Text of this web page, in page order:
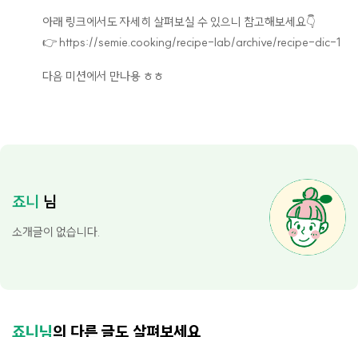
아래 링크에서도 자세히 살펴보실 수 있으니 참고해보세요👇
👉 https://semie.cooking/recipe-lab/archive/recipe-dic-1
다음 미션에서 만나용 ㅎㅎ
죠니 님
소개글이 없습니다.
죠니님의 다른 글도 살펴보세요